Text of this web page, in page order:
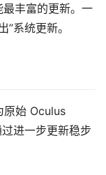
丰富的更新。一
系统更新。
原始 Oculus
进一步更新稳步